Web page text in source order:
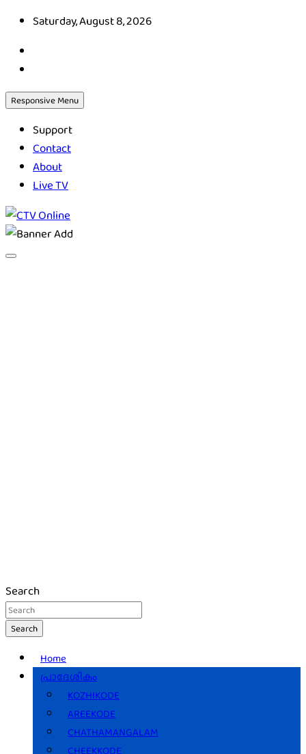
Skip
content
Saturday, August 8, 2026
Responsive Menu
Support
Contact
About
Live TV
CTV Online
Search
Search
Home
പ്രാദേശികം
KOZHIKODE
AREEKODE
CHATHAMANGALAM
CHEEKKODE